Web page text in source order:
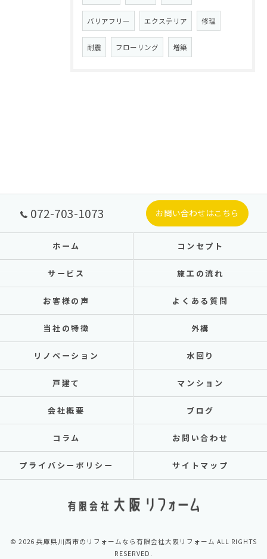
バリアフリー エクステリア 修理
耐震 フローリング 増築
072-703-1073 お問い合わせはこちら
ホーム コンセプト
サービス 施工の流れ
お客様の声 よくある質問
当社の特徴 外構
リノベーション 水回り
戸建て マンション
会社概要 ブログ
コラム お問い合わせ
プライバシーポリシー サイトマップ
© 2026 兵庫県川西市のリフォームなら有限会社大阪リフォーム ALL RIGHTS
RESERVED.